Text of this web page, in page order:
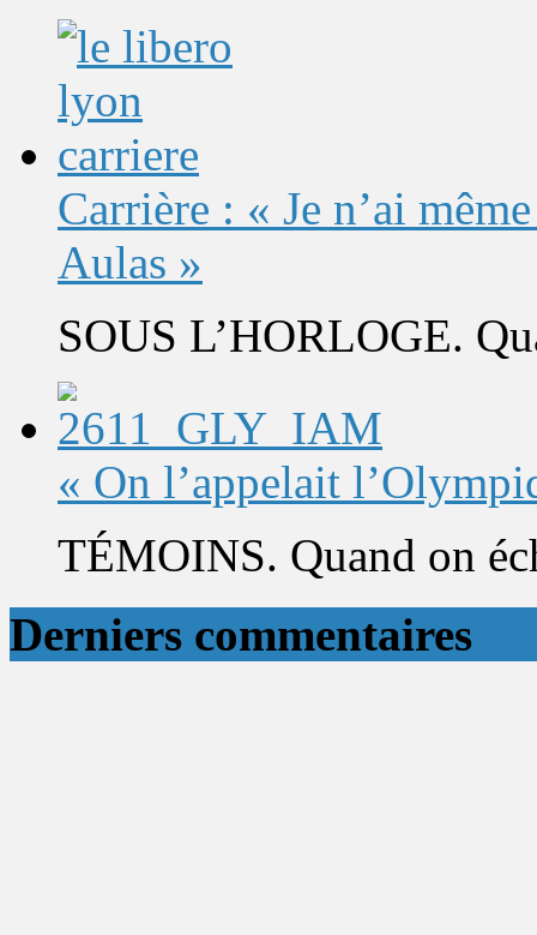
Carrière : « Je n’ai
Aulas »
SOUS L’HORLOGE.
« On l’appelait
TÉMOINS. Quand on
Derniers commentaires